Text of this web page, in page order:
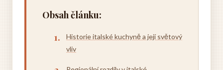
Obsah článku:
Historie italské kuchyně a její světový
vliv